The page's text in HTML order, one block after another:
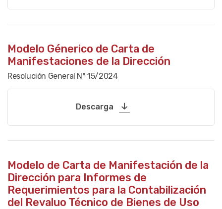
Modelo Génerico de Carta de
Manifestaciones de la Dirección
Resolución General N° 15/2024
Descarga
Modelo de Carta de Manifestación de la
Dirección para Informes de
Requerimientos para la Contabilización
del Revaluo Técnico de Bienes de Uso